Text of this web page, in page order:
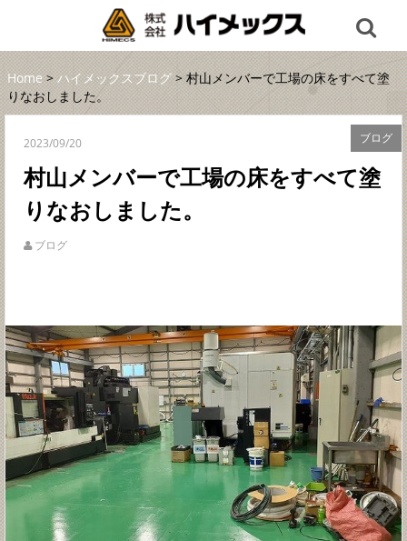
Home>ハイメックスブログ> 村山メンバーで工場の床をすべて塗
りなおしました。
ブログ
2023/09/20
村山メンバーで工場の床をすべて塗
りなおしました。
ブログ